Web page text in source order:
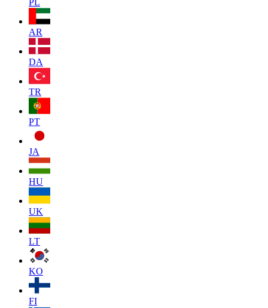
PL
AR
DA
TR
PT
JA
HU
UK
LT
KO
FI